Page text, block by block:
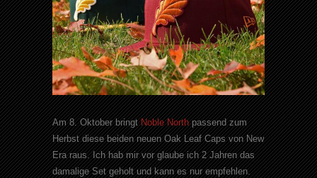
Am 8. Oktober bringtNoble Northpassend zum
Herbst diese beiden neuen Oak Leaf Caps von New
Era raus. Ich hab mir vor glaube ich 2 Jahren das
damalige Set geholt und kann es nur empfehlen.